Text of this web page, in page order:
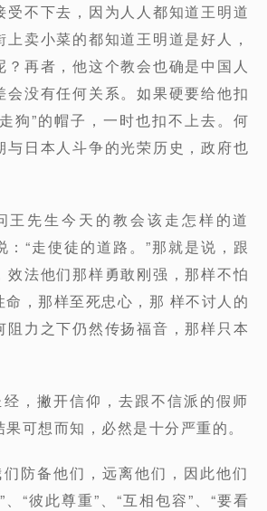
受不下去，因为人人都知道王明道
卖小菜的都知道王明道是好人，
？再者，他这个教会也确是中国人
会没有任何关系。如果硬要给他扣
狗”的帽子，一时也扣不上去。何
与日本人斗争的光荣历史，政府也
王先生今天的教会该走怎样的道
：“走使徒的道路。”那就是说，跟
效法他们那样勇敢刚强，那样不怕
，那样至死忠心，那 样不讨人的
阻力之下仍然传扬福音，那样只本
，撇开信仰，去跟不信派的假师
可想而知，必然是十分严重的。
防备他们，远离他们，因此他们
“彼此尊重”、“互相包容”、“要看